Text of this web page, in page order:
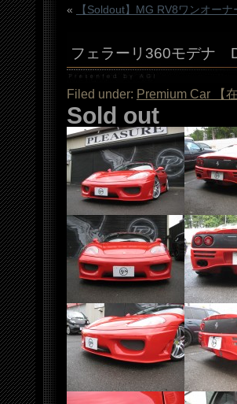
«
【Soldout】MG RV8ワンオー
フェラーリ360モデナ
Filed under: Premium Car 【
Sold out